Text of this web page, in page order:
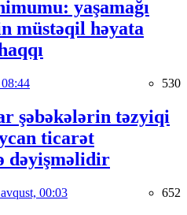
yaşamağı
müstəqil həyata
530
şəbəkələrin təzyiqi
ticarət
dəyişməlidir
00:03 652